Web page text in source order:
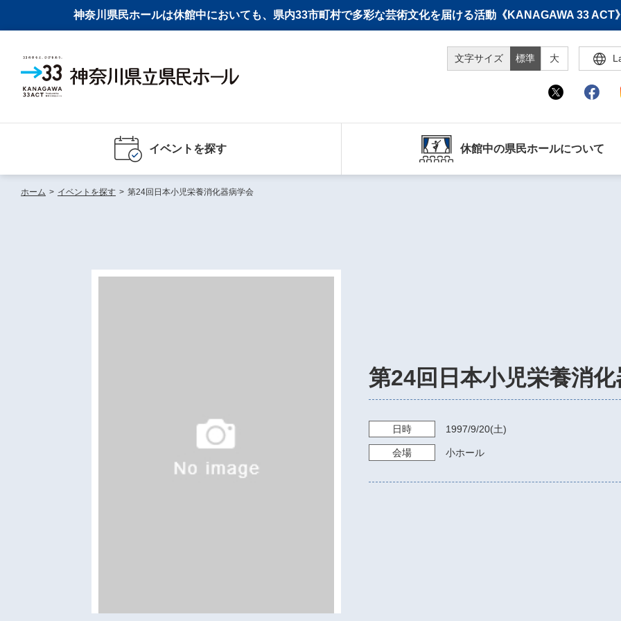
神奈川県民ホールは休館中においても、県内33市町村で多彩な芸術文化を届ける活動《KANAGAWA 33
文字サイズ 標準 大
イベントを探す 休館中の県民ホールについて
ホーム > イベントを探す > 第24回日本小児栄養消化器病学会
第24回日本小児栄養消
日時 1997/9/20(土)
会場 小ホール